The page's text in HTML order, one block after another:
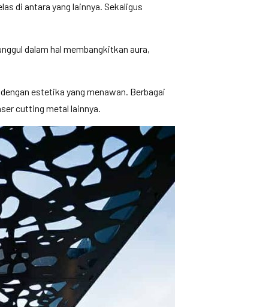
di antara yang lainnya. Sekaligus
dalam hal membangkitkan aura,
estetika yang menawan. Berbagai
cutting metal lainnya.